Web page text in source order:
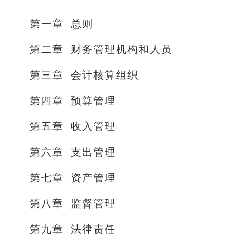
第一章 总则
第二章 财务管理机构和人员
第三章 会计核算组织
第四章 预算管理
第五章 收入管理
第六章 支出管理
第七章 资产管理
第八章 监督管理
第九章 法律责任